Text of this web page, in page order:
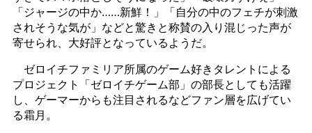
「ジャージの中か……新鮮！」「自分の中のフェチが刺激
されそうな気が」などと驚きと称賛の入り混じった声が
寄せられ、大好評となっているようだ。
ゼロイチファミリア所属のゲーム好きタレントによる
プロジェクト「ゼロイチゲーム部」の部長としても活躍
し、ゲーマーからも注目されるなどファン層を広げてい
る霜月。